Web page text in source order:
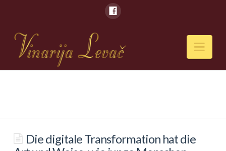
Die digitale Transformation hat die